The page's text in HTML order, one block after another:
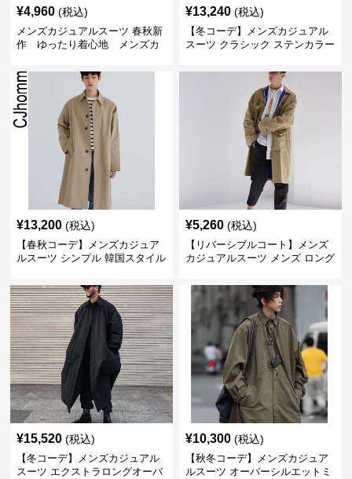
¥4,960 (税込)
メンズカジュアルスーツ 春秋新
作 ゆったり着心地 メンズカ
¥13,240 (税込)
【冬コーデ】メンズカジュアル
スーツ クラシック ステンカラー
¥13,200 (税込)
【春秋コーデ】メンズカジュア
ルスーツ シンプル 韓国スタイル
¥5,260 (税込)
【リバーシブルコート】メンズ
カジュアルスーツ メンズ ロング
ート
¥15,520 (税込)
【冬コーデ】メンズカジュアル
スーツ エクストラロングオーバ
¥10,300 (税込)
【秋冬コーデ】メンズカジュア
ルスーツ オーバーシルエットミ